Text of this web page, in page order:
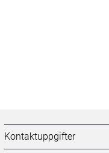
Kontaktuppgifter